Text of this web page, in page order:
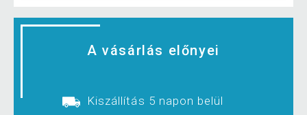
A vásárlás előnyei
Kiszállítás 5 napon belül